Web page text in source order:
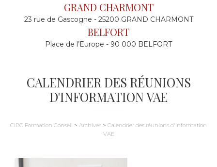
GRAND CHARMONT
23 rue de Gascogne - 25200 GRAND CHARMONT
BELFORT
Place de l’Europe - 90 000 BELFORT
CALENDRIER DES RÉUNIONS
D'INFORMATION VAE
CIBC Formation Conseil > Archives > Calendrier des réunions d'information
VAE